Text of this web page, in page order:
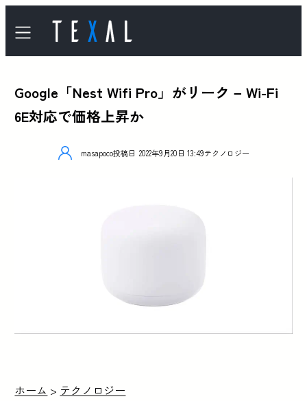
Google「Nest Wifi Pro」がリーク – Wi-Fi
6E対応で価格上昇か
masapoco投稿日 2022年9月20日 13:49テクノロジー
ホーム > テクノロジー